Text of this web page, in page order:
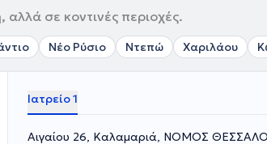
σε κοντινές περιοχές.
Νέο Ρύσιο Ντεπώ Χαριλάου
Ιατρείο 1
Αιγαίου 26, Καλαμαριά, ΝΟΜΟΣ